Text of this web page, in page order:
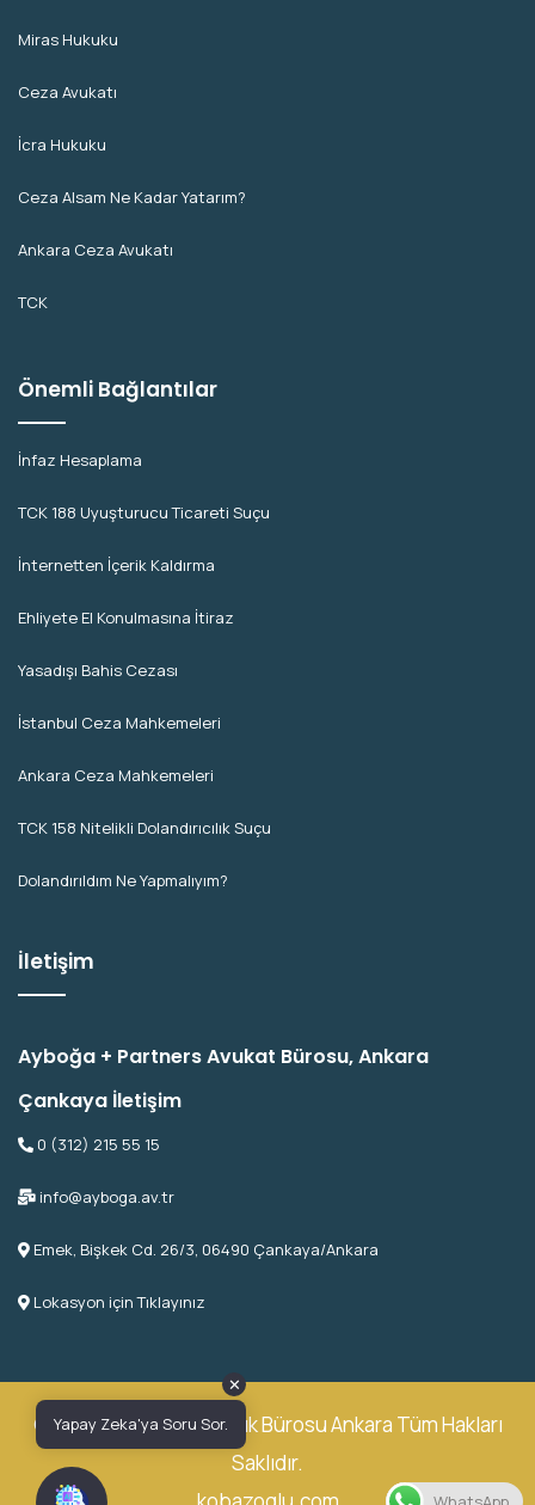
Miras Hukuku
Ceza Avukatı
İcra Hukuku
Ceza Alsam Ne Kadar Yatarım?
Ankara Ceza Avukatı
TCK
Önemli Bağlantılar
İnfaz Hesaplama
TCK 188 Uyuşturucu Ticareti Suçu
İnternetten İçerik Kaldırma
Ehliyete El Konulmasına İtiraz
Yasadışı Bahis Cezası
İstanbul Ceza Mahkemeleri
Ankara Ceza Mahkemeleri
TCK 158 Nitelikli Dolandırıcılık Suçu
Dolandırıldım Ne Yapmalıyım?
İletişim
Ayboğa + Partners Avukat Bürosu, Ankara
Çankaya İletişim
0 (312) 215 55 15
info@ayboga.av.tr
Emek, Bişkek Cd. 26/3, 06490 Çankaya/Ankara
Lokasyon için Tıklayınız
© 2026 Ayboğa Avukatlık Bürosu Ankara Tüm Hakları
Saklıdır.
✕
Yapay Zeka'ya Soru Sor.